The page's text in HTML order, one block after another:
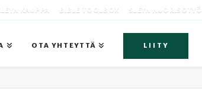
KAUPPA BIBLE TOOLBOX SLEYN NUORISOTYÖ
OTA YHTEYTTÄ LIITY